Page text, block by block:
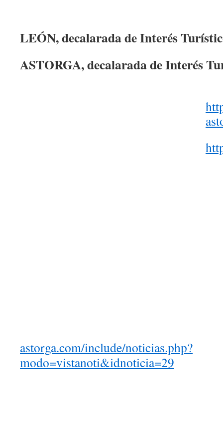
LEÓN, decalarada de Interés
ASTORGA,decalarada de Interés
astorga.com/include/noticias.php?
modo=vistanoti&idnoticia=29